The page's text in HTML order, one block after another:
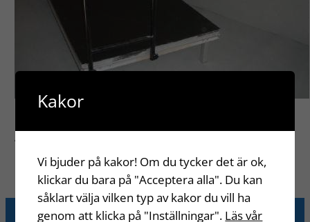
Alla
Kakor
Vi bjuder på kakor! Om du tycker det är ok,
klickar du bara på "Acceptera alla". Du kan
såklart välja vilken typ av kakor du vill ha
genom att klicka på "Inställningar". Läs vår